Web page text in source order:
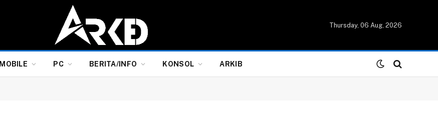
Thursday, 06 Aug, 2026
MOBILE PC BERITA/INFO KONSOL ARKIB